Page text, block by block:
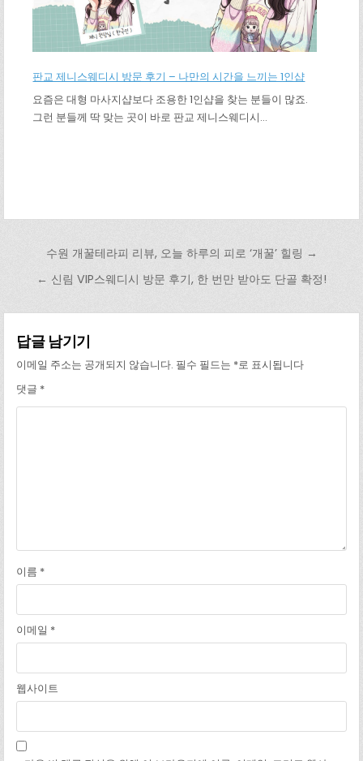
판교 제니스웨디시 방문 후기 – 나만의 시간을 느끼는 1인샵
요즘은 대형 마사지샵보다 조용한 1인샵을 찾는 분들이 많죠.
그런 분들께 딱 맞는 곳이 바로 판교 제니스웨디시…
글 탐색수원 개꿀테라피 리뷰, 오늘 하루의 피로 ‘개꿀’ 힐링 →
← 신림 VIP스웨디시 방문 후기, 한 번만 받아도 단골 확정!
답글 남기기
이메일 주소는 공개되지 않습니다. 필수 필드는 *로 표시됩니다
댓글 *
이름 *
이메일 *
웹사이트